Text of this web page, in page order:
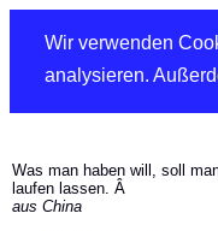
Wir verwenden
analysieren.
Was man haben will, soll
laufen lassen. Â
aus China